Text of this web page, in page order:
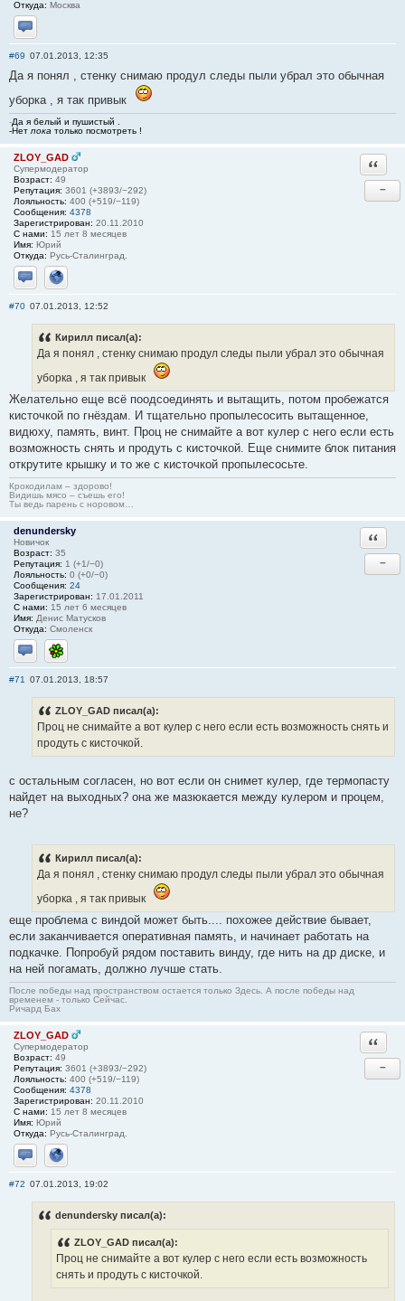
Откуда: Москва
Отправить личное сообщение
#69 07.01.2013, 12:35
Да я понял , стенку снимаю продул следы пыли убрал это обычная
уборка , я так привык
-Да я белый и пушистый .
-Нет пока только посмотреть !
ZLOY_GAD
Супермодератор
Возраст: 49
Репутация: 3601 (+3893/−292)
Лояльность: 400 (+519/−119)
Сообщения: 4378
Зарегистрирован: 20.11.2010
С нами: 15 лет 8 месяцев
Имя: Юрий
Откуда: Русь-Сталинград.
Отправить личное сообщение
Сайт
−
#70 07.01.2013, 12:52
Кирилл писал(а):
Да я понял , стенку снимаю продул следы пыли убрал это обычная
уборка , я так привык
Желательно еще всё поодсоединять и вытащить, потом пробежатся
кисточкой по гнёздам. И тщательно пропылесосить вытащенное,
видюху, память, винт. Проц не снимайте а вот кулер с него если есть
возможность снять и продуть с кисточкой. Еще снимите блок питания
открутите крышку и то же с кисточкой пропылесосьте.
Крокодилам – здорово!
Видишь мясо – съешь его!
Ты ведь парень с норовом…
denundersky
Новичок
Возраст: 35
Репутация: 1 (+1/−0)
Лояльность: 0 (+0/−0)
Сообщения: 24
Зарегистрирован: 17.01.2011
С нами: 15 лет 6 месяцев
Имя: Денис Матусков
Откуда: Cмоленск
Отправить личное сообщение
ICQ
−
#71 07.01.2013, 18:57
ZLOY_GAD писал(а):
Проц не снимайте а вот кулер с него если есть возможность снять и
продуть с кисточкой.
с остальным согласен, но вот если он снимет кулер, где термопасту
найдет на выходных? она же мазюкается между кулером и процем,
не?
Кирилл писал(а):
Да я понял , стенку снимаю продул следы пыли убрал это обычная
уборка , я так привык
еще проблема с виндой может быть.... похожее действие бывает,
если заканчивается оперативная память, и начинает работать на
подкачке. Попробуй рядом поставить винду, где нить на др диске, и
на ней погамать, должно лучше стать.
После победы над пространством остается только Здесь. А после победы над
временем - только Сейчас.
Ричард Бах
ZLOY_GAD
Супермодератор
Возраст: 49
Репутация: 3601 (+3893/−292)
Лояльность: 400 (+519/−119)
Сообщения: 4378
Зарегистрирован: 20.11.2010
С нами: 15 лет 8 месяцев
Имя: Юрий
Откуда: Русь-Сталинград.
Отправить личное сообщение
Сайт
−
#72 07.01.2013, 19:02
denundersky писал(а):
ZLOY_GAD писал(а):
Проц не снимайте а вот кулер с него если есть возможность
снять и продуть с кисточкой.